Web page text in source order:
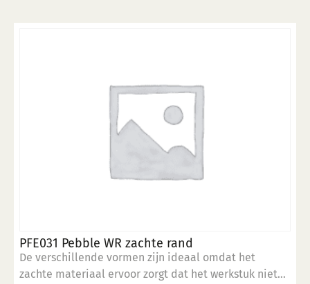
op
de
productpagina
PFE031 Pebble WR zachte rand
De verschillende vormen zijn ideaal omdat het
zachte materiaal ervoor zorgt dat het werkstuk niet